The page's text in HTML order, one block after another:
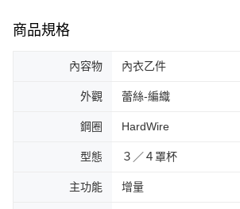
商品規格
內容物 內衣乙件
外觀 蕾絲-編織
鋼圈 HardWire
型態 ３／４罩杯
主功能 增量